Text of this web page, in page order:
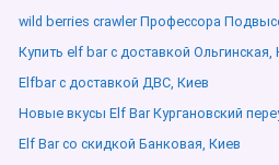
wild berries crawler Профессора
Купить elf bar с доставкой Ольгинская,
Elfbar с доставкой ДВС, Киев
Новые вкусы Elf Bar Кургановский
Elf Bar со скидкой Банковая, Киев